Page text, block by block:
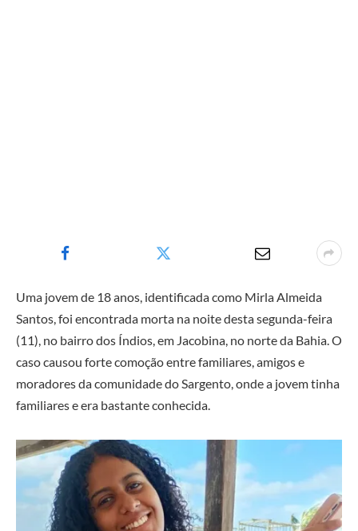
Uma jovem de 18 anos, identificada como Mirla Almeida
Santos, foi encontrada morta na noite desta segunda-feira
(11), no bairro dos Índios, em Jacobina, no norte da Bahia. O
caso causou forte comoção entre familiares, amigos e
moradores da comunidade do Sargento, onde a jovem tinha
familiares e era bastante conhecida.